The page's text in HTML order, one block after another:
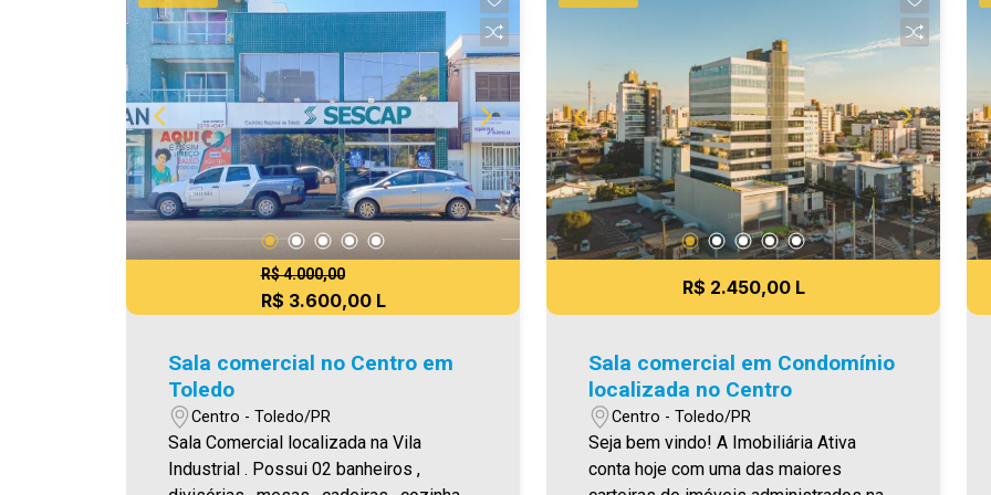
FCI no menu LOCAÇÃO em nosso site.
Aproveite essa oportunidade! A hora de
encontrar o seu novo lar É AGORA!
Imobiliária Ativa, sinta-se em casa! `As
informações aqui prestadas são
verdadeiras, todavia, reservamo-nos o
direito de corrigir qualquer erro de
digitação e ou ortografia, bem como
alteração dos preços e imagens. Fotos
meramente ilustrativas`
essa oportunidade, agende uma visita!
Imobiliária Ativa | Sinta-se em casa! -
As informações aqui prestadas são
verdadeiras, todavia, reservamo-nos o
direito de corrigir qualquer erro de
digitação e/ou ortografia, bem como
alteração dos preços e imagens. Fotos
meramente ilustrativas.
R$ 4.000,00
R$ 3.600,00 L
Sala comercial no Centro em
Toledo
Centro - Toledo/PR
Sala Comercial localizada na Vila
Industrial . Possui 02 banheiros ,
R$ 2.450,00 L
Sala comercial em Condomínio
localizada no Centro
Centro - Toledo/PR
Seja bem vindo! A Imobiliária Ativa
conta hoje com uma das maiores